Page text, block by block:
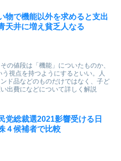
物で機能以外を求めると支出
天井に増え貧乏人なる
の値段は「機能」についたものか、
う視点を持つようにするといい。人
ド品などのものだけではなく、子ど
出費になどについて詳しく解説
党総裁選2021影響受ける日
４候補者で比較